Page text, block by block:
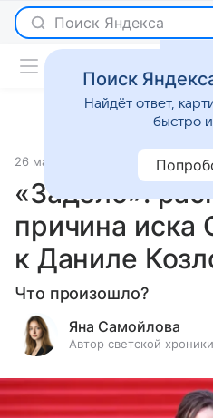
Поиск Яндекса
26 мая 2026
«Задело»:
причина иска
к Даниле
Что произошло?
Яна Самойлова
Автор светской хроники
Поиск
Найдёт ответ,
быстро